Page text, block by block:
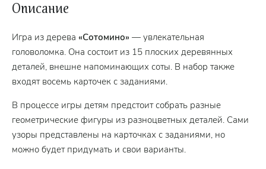
Описание
Игра из дерева «Сотомино» — увлекательная
головоломка. Она состоит из 15 плоских деревянных
деталей, внешне напоминающих соты. В набор также
входят восемь карточек с заданиями.
В процессе игры детям предстоит собрать разные
геометрические фигуры из разноцветных деталей. Сами
узоры представлены на карточках с заданиями, но
можно будет придумать и свои варианты.